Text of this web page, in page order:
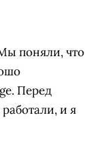
поняли, что
Перед
и я